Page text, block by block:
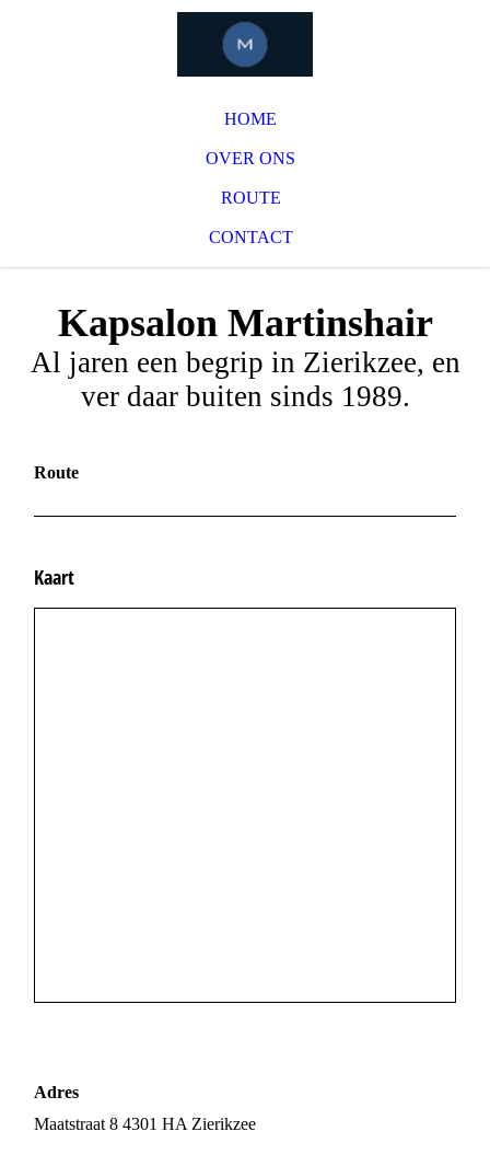
HOME
OVER ONS
ROUTE
CONTACT
Kapsalon Martinshair
Al jaren een begrip in Zierikzee, en
ver daar buiten sinds 1989.
Route
Kaart
Adres
Maatstraat 8 4301 HA Zierikzee